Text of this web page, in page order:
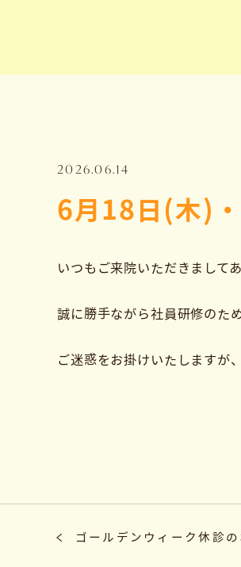
2026.06.14
6月18日(木)
いつもご来院いただきまして
誠に勝手ながら社員研修のた
ご迷惑をお掛けいたしますが
ゴールデンウィーク休診の